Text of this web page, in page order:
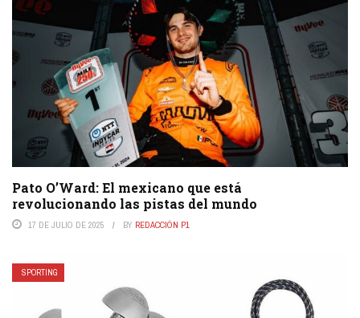
Pato O’Ward: El mexicano que está
revolucionando las pistas del mundo
17 DE JULIO DE 2025 BY REDACCIÓN P1
SPORTING